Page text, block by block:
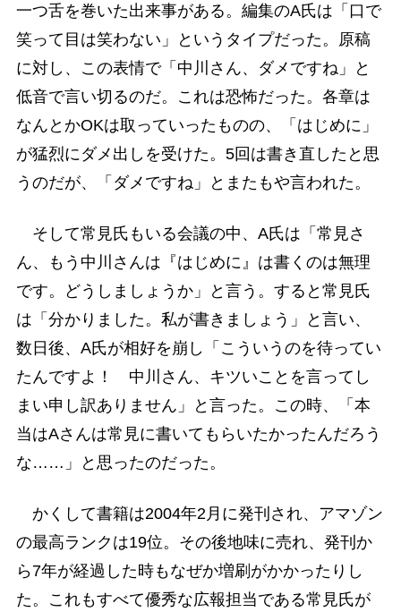
一つ舌を巻いた出来事がある。編集のA氏は「口で
笑って目は笑わない」というタイプだった。原稿
に対し、この表情で「中川さん、ダメですね」と
低音で言い切るのだ。これは恐怖だった。各章は
なんとかOKは取っていったものの、「はじめに」
が猛烈にダメ出しを受けた。5回は書き直したと思
うのだが、「ダメですね」とまたもや言われた。
そして常見氏もいる会議の中、A氏は「常見さ
ん、もう中川さんは『はじめに』は書くのは無理
です。どうしましょうか」と言う。すると常見氏
は「分かりました。私が書きましょう」と言い、
数日後、A氏が相好を崩し「こういうのを待ってい
たんですよ！ 中川さん、キツいことを言ってし
まい申し訳ありません」と言った。この時、「本
当はAさんは常見に書いてもらいたかったんだろう
な……」と思ったのだった。
かくして書籍は2004年2月に発刊され、アマゾン
の最高ランクは19位。その後地味に売れ、発刊か
ら7年が経過した時もなぜか増刷がかかったりし
た。これもすべて優秀な広報担当である常見氏が